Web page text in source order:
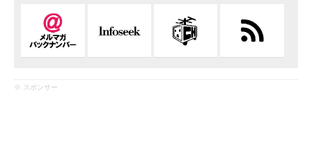
※ スポンサー